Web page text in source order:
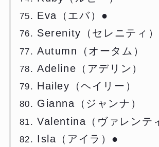
Eva（エバ）●
Serenity（セレニティ）
Autumn（オータム）
Adeline（アデリン）
Hailey（ヘイリー）
Gianna（ジャンナ）
Valentina（ヴァレンテ
Isla（アイラ）●